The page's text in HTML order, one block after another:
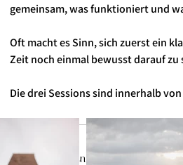
gemeinsam, was funktioniert und
Oft macht es Sinn, sich zuerst ein
Zeit noch einmal bewusst darauf zu
Die drei Sessions sind innerhalb
Kontaktangaben